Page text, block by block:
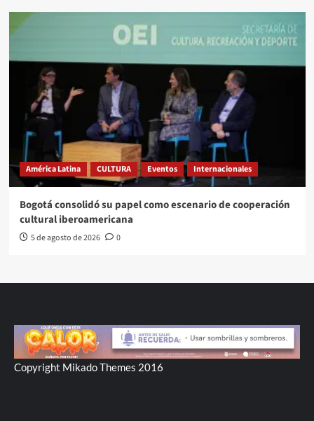
América Latina CULTURA Eventos Internacionales
Bogotá consolidó su papel como escenario de cooperación
cultural iberoamericana
5 de agosto de 2026 0
Copyright Mikado Themes 2016